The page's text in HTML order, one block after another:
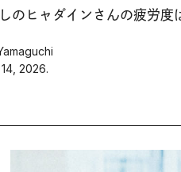
のヒャダインさんの疲労度
2026.